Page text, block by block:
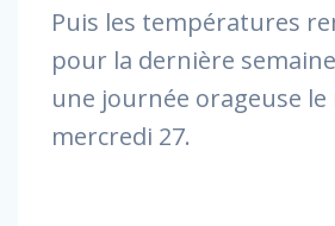
Puis les températures
pour la dernière semaine
une journée orageuse le
mercredi 27.